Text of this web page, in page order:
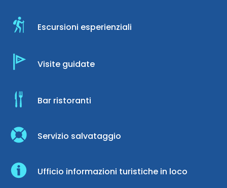
Escursioni esperienziali
Visite guidate
Bar ristoranti
Servizio salvataggio
Ufficio informazioni turistiche in loco